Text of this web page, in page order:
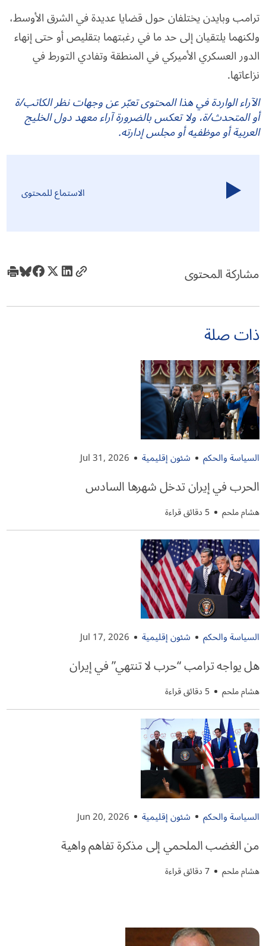
ترامب وبايدن يختلفان حول قضايا عديدة في الشرق الأوسط،
ولكنهما يلتقيان إلى حد ما في رغبتهما بتقليص أو حتى إنهاء
الدور العسكري الأميركي في المنطقة وتفادي التورط في
نزاعاتها.
الآراء الواردة في هذا المحتوى تعبّر عن وجهات نظر الكاتب/ة
أو المتحدث/ة، ولا تعكس بالضرورة آراء معهد دول الخليج
العربية أو موظفيه أو مجلس إدارته.
الاستماع للمحتوى
مشاركة المحتوى
ذات صلة
السياسة والحكم شئون إقليمية Jul 31, 2026
الحرب في إيران تدخل شهرها السادس
هشام ملحم 5 دقائق قراءة
السياسة والحكم شئون إقليمية Jul 17, 2026
هل يواجه ترامب “حرب لا تنتهي” في إيران
هشام ملحم 5 دقائق قراءة
السياسة والحكم شئون إقليمية Jun 20, 2026
من الغضب الملحمي إلى مذكرة تفاهم واهية
هشام ملحم 7 دقائق قراءة